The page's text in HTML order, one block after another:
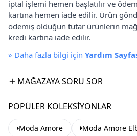
iptal işlemi hemen başlatılır ve
kartına hemen iade edilir. Ürün
ödemiş olduğun tutar ürünlerin
kredi kartına iade edilir.
» Daha fazla bilgi için Yardım
MAĞAZAYA SORU SOR
POPÜLER KOLEKSIYONLAR
Moda Amore Moda Amore